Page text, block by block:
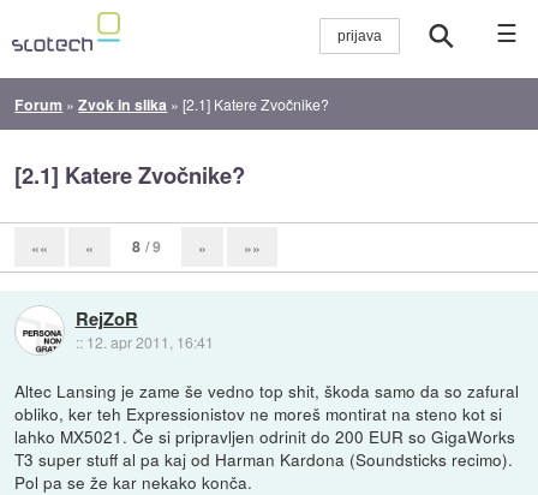
☰
Forum »Zvok in slika »[2.1] Katere Zvočnike?
[2.1] Katere Zvočnike?
«« « 8 / 9 » »»
RejZoR
:: 12. apr 2011, 16:41
Altec Lansing je zame še vedno top shit, škoda samo da so zafural
obliko, ker teh Expressionistov ne moreš montirat na steno kot si
lahko MX5021. Če si pripravljen odrinit do 200 EUR so GigaWorks
T3 super stuff al pa kaj od Harman Kardona (Soundsticks recimo).
Pol pa se že kar nekako konča.